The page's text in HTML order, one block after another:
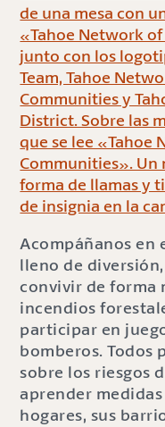
Acompáñanos en
lleno de
convivir de forma
incendios
participar en
bomberos. Todos
sobre los riesgos
aprender
hogares, sus